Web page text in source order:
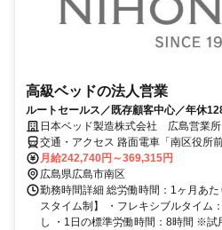
高級ベッドの法人営業
ルートセールス／既存顧客中心／年休
日本ベッド製造株式会社 広島営業所
交通・アクセス 路面電車「南区役所
月給242,740円～369,315円
広島県広島市南区
勤務時間詳細 総労働時間：1ヶ月あ
スタイム制】 ・フレキシブルタイム
し ・1日の標準労働時間：8時間 ※試